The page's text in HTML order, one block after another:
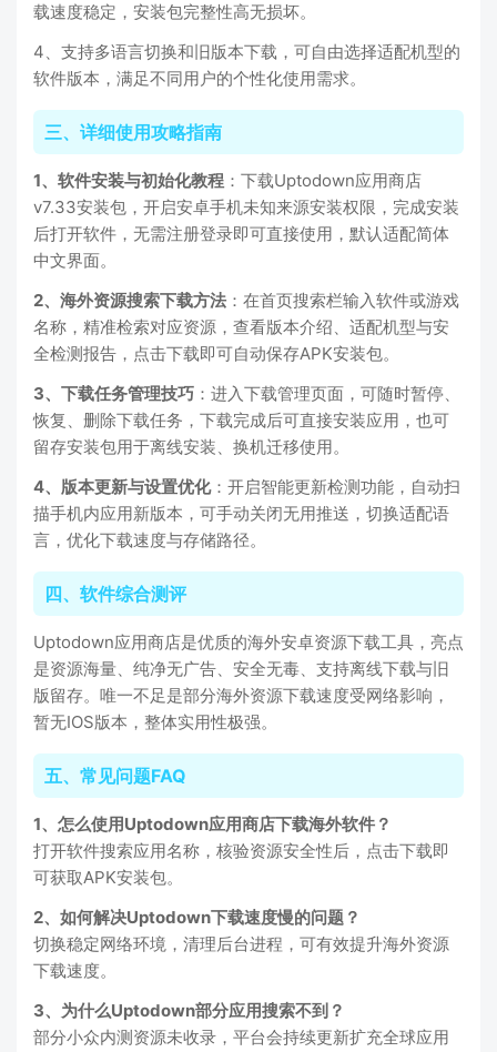
载速度稳定，安装包完整性高无损坏。
4、支持多语言切换和旧版本下载，可自由选择适配机型的
软件版本，满足不同用户的个性化使用需求。
三、详细使用攻略指南
1、软件安装与初始化教程 ：下载Uptodown应用商店
v7.33安装包，开启安卓手机未知来源安装权限，完成安装
后打开软件，无需注册登录即可直接使用，默认适配简体
中文界面。
2、海外资源搜索下载方法 ：在首页搜索栏输入软件或游戏
名称，精准检索对应资源，查看版本介绍、适配机型与安
全检测报告，点击下载即可自动保存APK安装包。
3、下载任务管理技巧 ：进入下载管理页面，可随时暂停、
恢复、删除下载任务，下载完成后可直接安装应用，也可
留存安装包用于离线安装、换机迁移使用。
4、版本更新与设置优化：开启智能更新检测功能，自动扫
描手机内应用新版本，可手动关闭无用推送，切换适配语
言，优化下载速度与存储路径。
四、软件综合测评
Uptodown应用商店是优质的海外安卓资源下载工具，亮点
是资源海量、纯净无广告、安全无毒、支持离线下载与旧
版留存。唯一不足是部分海外资源下载速度受网络影响，
暂无IOS版本，整体实用性极强。
五、常见问题FAQ
1、怎么使用Uptodown应用商店下载海外软件？
打开软件搜索应用名称，核验资源安全性后，点击下载即
可获取APK安装包。
2、如何解决Uptodown下载速度慢的问题？
切换稳定网络环境，清理后台进程，可有效提升海外资源
下载速度。
3、为什么Uptodown部分应用搜索不到？
部分小众内测资源未收录，平台会持续更新扩充全球应用